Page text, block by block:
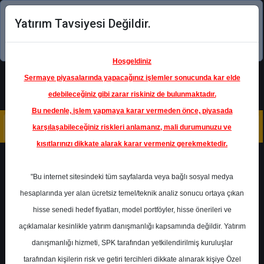
Şimdi uygulamayı indirin!
EBEBK - EBEBEK MAGAZACILIK
A S
Hedef Fiyat 94.00 ₺
Yatırım Tavsiyesi Değildir.
Hoşgeldiniz
Sermaye piyasalarında yapacağınız işlemler sonucunda kar elde
edebileceğiniz gibi zarar riskiniz de bulunmaktadır.
Bu nedenle, işlem yapmaya karar vermeden önce, piyasada
karşılaşabileceğiniz riskleri anlamanız, mali durumunuzu ve
kısıtlarınızı dikkate alarak karar vermeniz gerekmektedir.
"Bu internet sitesindeki tüm sayfalarda veya bağlı sosyal medya
hesaplarında yer alan ücretsiz temel/teknik analiz sonucu ortaya çıkan
hisse senedi hedef fiyatları, model portföyler, hisse önerileri ve
açıklamalar kesinlikle yatırım danışmanlığı kapsamında değildir. Yatırım
danışmanlığı hizmeti, SPK tarafından yetkilendirilmiş kuruluşlar
tarafından kişilerin risk ve getiri tercihleri dikkate alınarak kişiye Özel